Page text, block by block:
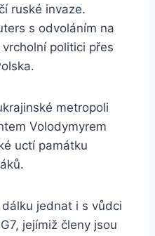
ruské invaze.
s odvoláním na
politici přes
metropoli
Volodymyrem
uctí památku
jednat i s vůdci
jejímiž členy jsou